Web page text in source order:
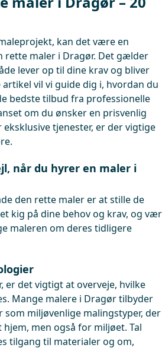
kan det være en
rette maler i Dragør. Det gælder
lever op til dine krav og bliver
vil vi guide dig i, hvordan du
bedste tilbud fra professionelle
om du ønsker en prisvenlig
tjenester, er der vigtige
når du hyrer en maler i
den rette maler er at stille de
kig på dine behov og krav, og vær
maleren om deres tidligere
er det vigtigt at overveje, hvilke
Mange malere i Dragør tilbyder
miljøvenlige malingstyper, der
men også for miljøet. Tal
tilgang til materialer og om,